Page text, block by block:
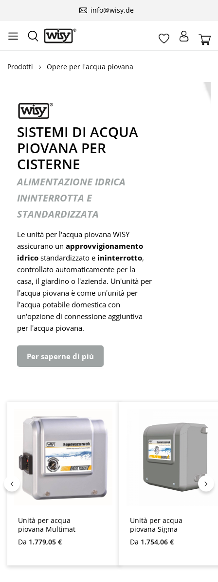
info@wisy.de
Prodotti Opere per l'acqua piovana
SISTEMI DI ACQUA
PIOVANA PER
CISTERNE
ALIMENTAZIONE IDRICA
ININTERROTTA E
STANDARDIZZATA
Le unità per l'acqua piovana WISY
assicurano un approvvigionamento
idrico standardizzato e ininterrotto,
controllato automaticamente per la
casa, il giardino o l'azienda. Un'unità per
l'acqua piovana è come un'unità per
l'acqua potabile domestica con
un'opzione di connessione aggiuntiva
per l'acqua piovana.
Per saperne di più
Unità per acqua
piovana Multimat
Prezzo normale:
Da 1.779,05 €
Unità per acqua
piovana Sigma
Prezzo normale:
Da 1.754,06 €